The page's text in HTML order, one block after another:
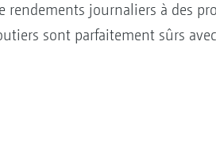
journaliers à des
sont parfaitement sûrs